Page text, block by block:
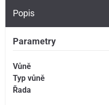
Popis
Parametry
Vůně
Typ vůně
Řada